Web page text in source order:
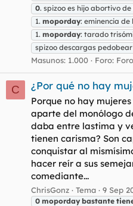
0. spizoo es hijo abortivo
1. moporday: eminencia de
1. moporday: tarado
spizoo descargas pedobear
Masunos: 1.000 Foro:
C ¿Por qué no hay
Porque no hay
aparte del monólogo
daba entre lastima y
tienen carisma? Son
conquistar al
hacer reír a sus
comediante...
ChrisGonz Tema 9 Sep
0 moporday bastante